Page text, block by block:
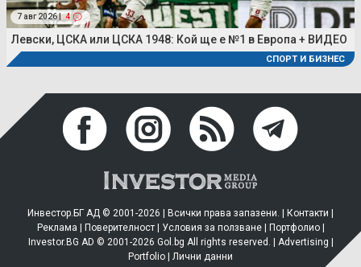
7 авг 2026 | 4
Левски, ЦСКА или ЦСКА 1948: Кой ще е №1 в Европа + ВИДЕО
СПОРТ И БИЗНЕС
Инвестор.БГ АД © 2001-2026 | Всички права запазени. | Контакти
Реклама
Поверителност| Условия за ползване| Портфолио|
Investor.BG AD © 2001-2026 Gol.bg All rights reserved. | Advertising
Portfolio
Лични данни